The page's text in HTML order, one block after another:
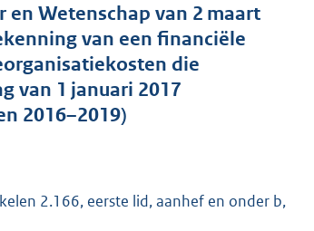
en Wetenschap van 2 maart
van een financiële
die
van 1 januari 2017
2016–2019)
2.166, eerste lid, aanhef en onder b,